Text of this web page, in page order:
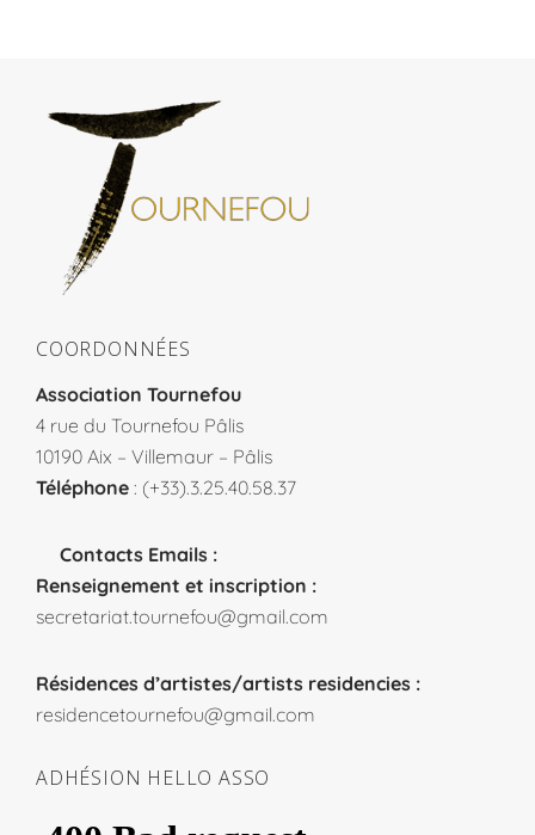
COORDONNÉES
Association Tournefou
4 rue du Tournefou Pâlis
10190 Aix – Villemaur – Pâlis
Téléphone : (+33).3.25.40.58.37
Contacts Emails :
Renseignement et inscription :
secretariat.tournefou@gmail.com
Résidences d’artistes/artists residencies :
residencetournefou@gmail.com
ADHÉSION HELLO ASSO